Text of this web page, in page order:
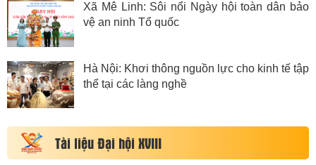
Xã Mê Linh: Sôi nổi Ngày hội toàn dân bảo
vệ an ninh Tổ quốc
Hà Nội: Khơi thông nguồn lực cho kinh tế tập
thể tại các làng nghề
Tài liệu Đại hội XVIII